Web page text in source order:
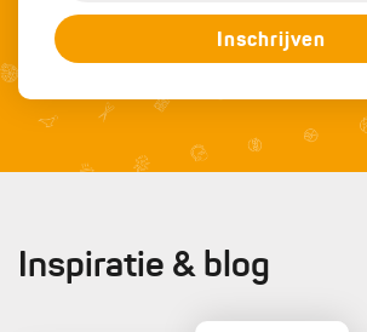
Inschrijven
Inspiratie & blog